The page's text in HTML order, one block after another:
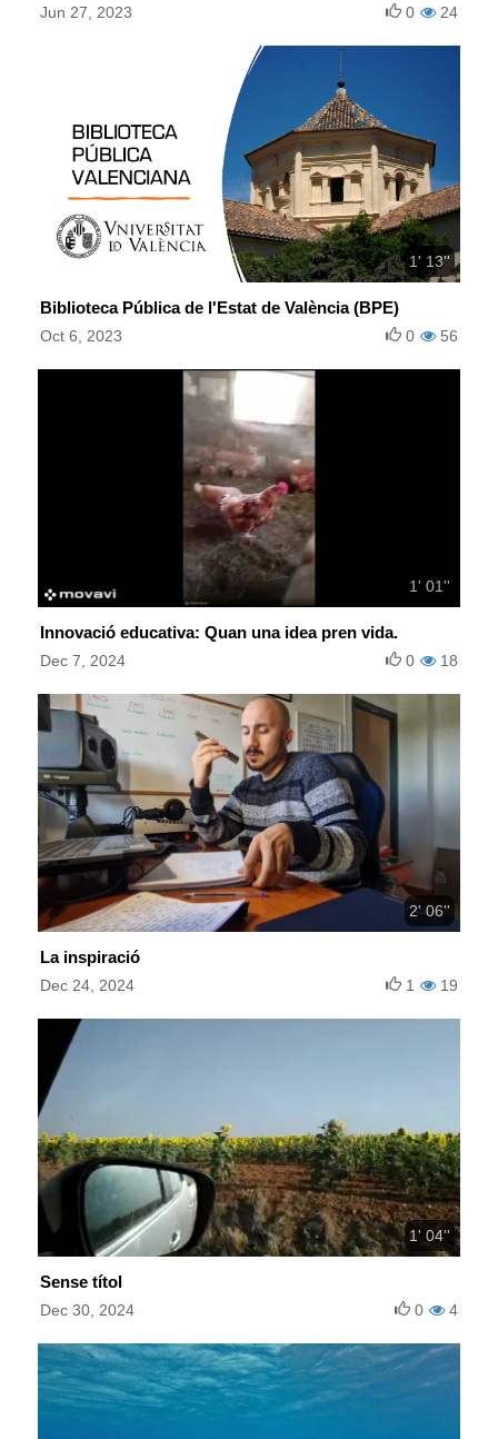
Jun 27, 2023 24
0
1' 13''
Biblioteca Pública de l'Estat de València (BPE)
Oct 6, 2023 56
0
1' 01''
Innovació educativa: Quan una idea pren vida.
Dec 7, 2024 18
0
2' 06''
La inspiració
Dec 24, 2024 19
1
1' 04''
Sense títol
Dec 30, 2024 4
0